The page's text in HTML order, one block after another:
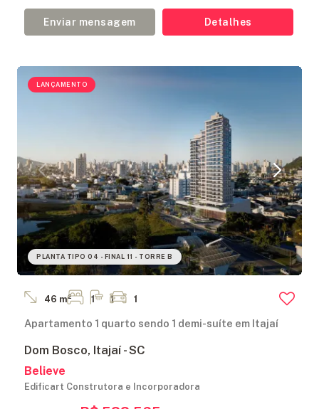
Enviar mensagem Detalhes
LANÇAMENTO
PLANTA TIPO 04 - FINAL 11 - TORRE B
46 m² 1 1 1
Apartamento 1 quarto sendo 1 demi-suíte em Itajaí
Dom Bosco, Itajaí - SC
Believe
Edificart Construtora e Incorporadora